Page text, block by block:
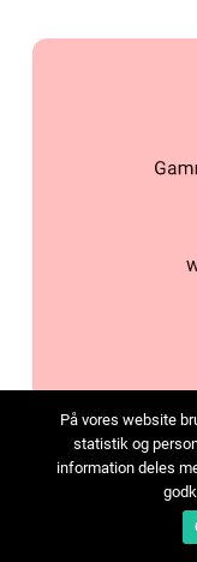
På vores website
statistik og
information deles